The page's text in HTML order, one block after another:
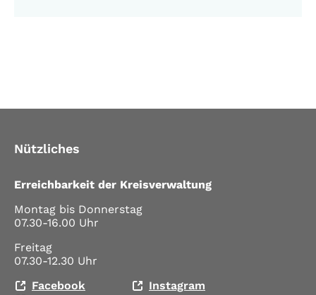
Nützliches
Erreichbarkeit der Kreisverwaltung
Montag bis Donnerstag
07.30-16.00 Uhr
Freitag
07.30-12.30 Uhr
Facebook
Instagram